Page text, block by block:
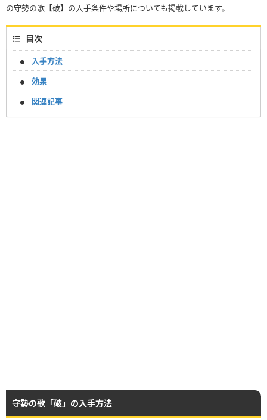
の守勢の歌【破】の入手条件や場所についても掲載しています。
目次
入手方法
効果
関連記事
守勢の歌「破」の入手方法